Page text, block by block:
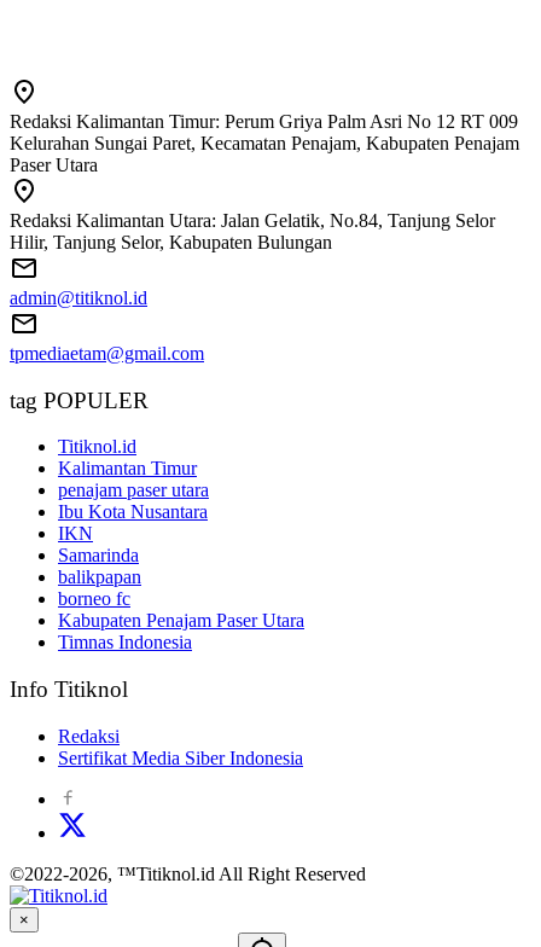
Redaksi Kalimantan Timur: Perum Griya Palm Asri No 12 RT 009
Kelurahan Sungai Paret, Kecamatan Penajam, Kabupaten Penajam
Paser Utara
Redaksi Kalimantan Utara: Jalan Gelatik, No.84, Tanjung Selor
Hilir, Tanjung Selor, Kabupaten Bulungan
admin@titiknol.id
tpmediaetam@gmail.com
tag POPULER
Titiknol.id
Kalimantan Timur
penajam paser utara
Ibu Kota Nusantara
IKN
Samarinda
balikpapan
borneo fc
Kabupaten Penajam Paser Utara
Timnas Indonesia
Info Titiknol
Redaksi
Sertifikat Media Siber Indonesia
©2022-2026, ™Titiknol.id All Right Reserved
×